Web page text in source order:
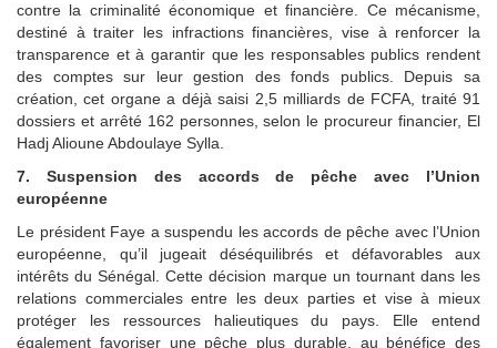
contre la criminalité économique et financière. Ce mécanisme,
destiné à traiter les infractions financières, vise à renforcer la
transparence et à garantir que les responsables publics rendent
des comptes sur leur gestion des fonds publics. Depuis sa
création, cet organe a déjà saisi 2,5 milliards de FCFA, traité 91
dossiers et arrêté 162 personnes, selon le procureur financier, El
Hadj Alioune Abdoulaye Sylla.
7. Suspension des accords de pêche avec l’Union
européenne
Le président Faye a suspendu les accords de pêche avec l’Union
européenne, qu’il jugeait déséquilibrés et défavorables aux
intérêts du Sénégal. Cette décision marque un tournant dans les
relations commerciales entre les deux parties et vise à mieux
protéger les ressources halieutiques du pays. Elle entend
également favoriser une pêche plus durable, au bénéfice des